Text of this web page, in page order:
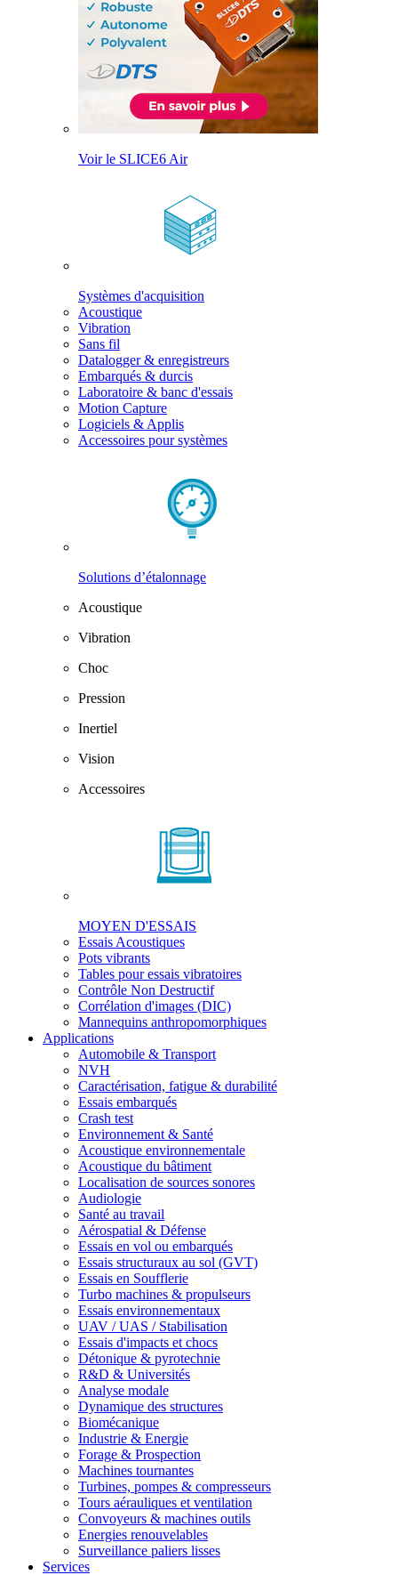
Voir le SLICE6 Air
Systèmes d'acquisition
Acoustique
Vibration
Sans fil
Datalogger & enregistreurs
Embarqués & durcis
Laboratoire & banc d'essais
Motion Capture
Logiciels & Applis
Accessoires pour systèmes
Solutions d’étalonnage
Acoustique
Vibration
Choc
Pression
Inertiel
Vision
Accessoires
MOYEN D'ESSAIS
Essais Acoustiques
Pots vibrants
Tables pour essais vibratoires
Contrôle Non Destructif
Corrélation d'images (DIC)
Mannequins anthropomorphiques
Applications
Automobile & Transport
NVH
Caractérisation, fatigue & durabilité
Essais embarqués
Crash test
Environnement & Santé
Acoustique environnementale
Acoustique du bâtiment
Localisation de sources sonores
Audiologie
Santé au travail
Aérospatial & Défense
Essais en vol ou embarqués
Essais structuraux au sol (GVT)
Essais en Soufflerie
Turbo machines & propulseurs
Essais environnementaux
UAV / UAS / Stabilisation
Essais d'impacts et chocs
Détonique & pyrotechnie
R&D & Universités
Analyse modale
Dynamique des structures
Biomécanique
Industrie & Energie
Forage & Prospection
Machines tournantes
Turbines, pompes & compresseurs
Tours aérauliques et ventilation
Convoyeurs & machines outils
Energies renouvelables
Surveillance paliers lisses
Services